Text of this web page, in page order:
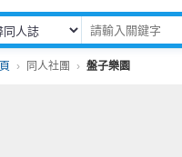
同人社團 盤子樂園